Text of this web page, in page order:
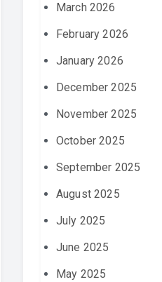
March 2026
February 2026
January 2026
December 2025
November 2025
October 2025
September 2025
August 2025
July 2025
June 2025
May 2025